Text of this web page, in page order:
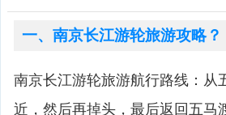
一、南京长江游轮旅游攻略？
南京长江游轮旅游航行路线：从
近，然后再掉头，最后返回五马